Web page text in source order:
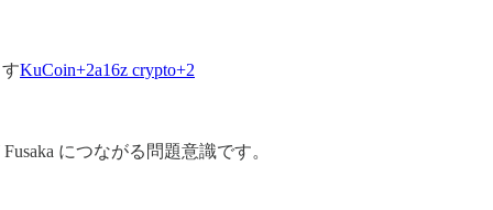
KuCoin+2a16z crypto+2
につながる問題意識です。